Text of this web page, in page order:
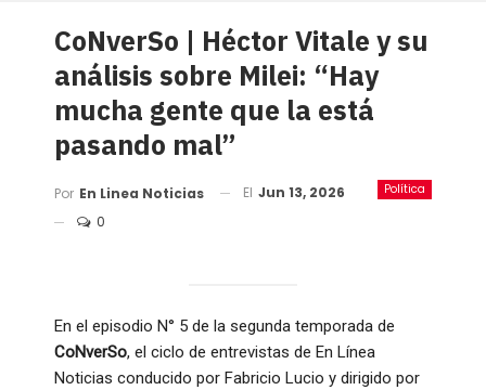
CoNverSo | Héctor Vitale y su
análisis sobre Milei: “Hay
mucha gente que la está
pasando mal”
Política
Por En Linea Noticias El Jun 13, 2026
0
En el episodio N° 5 de la segunda temporada de
CoNverSo, el ciclo de entrevistas de En Línea
Noticias conducido por Fabricio Lucio y dirigido por